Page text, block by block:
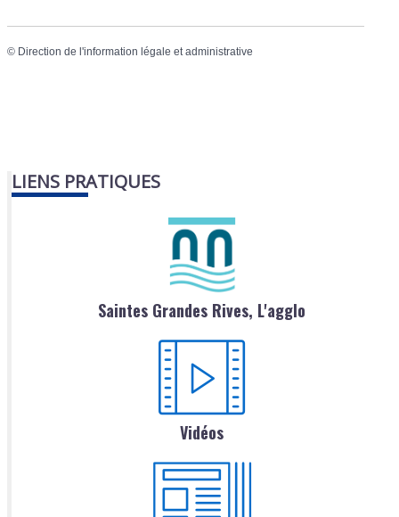
© Direction de l'information légale et administrative
LIENS PRATIQUES
Saintes Grandes Rives, L'agglo
Vidéos